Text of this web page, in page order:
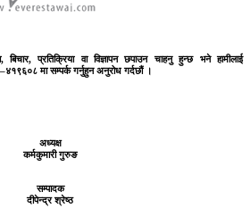
प्रतिक्रिया वा विज्ञापन छपाउन चाहनु हुन्छ भने हामीलाई
मा सम्पर्क गर्नुहुन अनुरोध गर्दछौं ।
अध्यक्ष
कर्मकुमारी गुरुङ
सम्पादक
दीपेन्द्र श्रेष्ठ